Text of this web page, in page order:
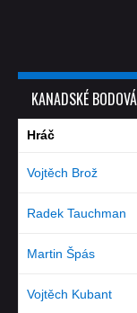
KANADSKÉ
Hráč
Vojtěch Brož
Radek Tauchman
Martin Špás
Vojtěch Kubant